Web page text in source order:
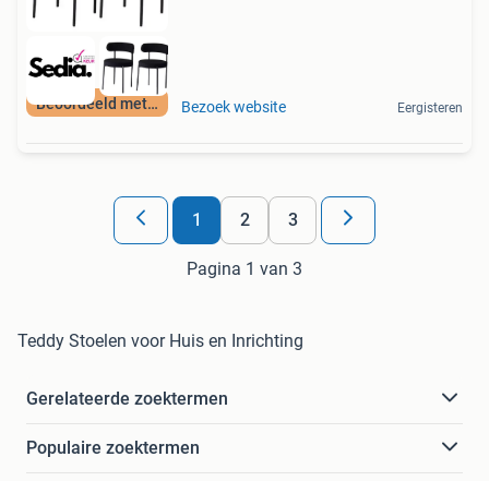
Beoordeeld met 9+ Bezoek website Eergisteren
1 2 3
Pagina 1 van 3
Teddy Stoelen voor Huis en Inrichting
Gerelateerde zoektermen
Populaire zoektermen